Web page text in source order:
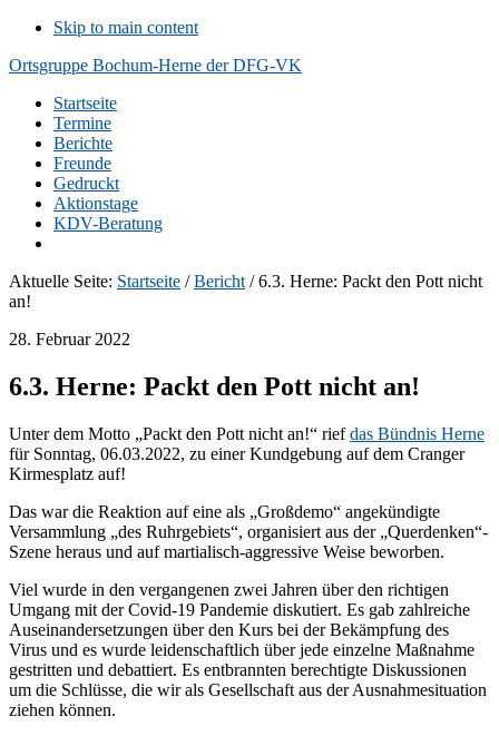
Skip to main content
Ortsgruppe Bochum-Herne der DFG-VK
Startseite
Termine
Berichte
Freunde
Gedruckt
Aktionstage
KDV-Beratung
Aktuelle Seite: Startseite / Bericht /6.3. Herne: Packt den Pott nicht
an!
28. Februar 2022
6.3. Herne: Packt den Pott nicht an!
Unter dem Motto „Packt den Pott nicht an!“ riefdas Bündnis Herne
für Sonntag, 06.03.2022, zu einer Kundgebung auf dem Cranger
Kirmesplatz auf!
Das war die Reaktion auf eine als „Großdemo“ angekündigte
Versammlung „des Ruhrgebiets“, organisiert aus der „Querdenken“-
Szene heraus und auf martialisch-aggressive Weise beworben.
Viel wurde in den vergangenen zwei Jahren über den richtigen
Umgang mit der Covid-19 Pandemie diskutiert. Es gab zahlreiche
Auseinandersetzungen über den Kurs bei der Bekämpfung des
Virus und es wurde leidenschaftlich über jede einzelne Maßnahme
gestritten und debattiert. Es entbrannten berechtigte Diskussionen
um die Schlüsse, die wir als Gesellschaft aus der Ausnahmesituation
ziehen können.